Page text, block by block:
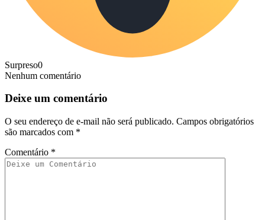
Surpreso0
Nenhum comentário
Deixe um comentário
O seu endereço de e-mail não será publicado. Campos obrigatórios
são marcados com *
Comentário *